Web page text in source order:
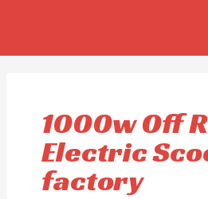
1000w Off
Electric
factory